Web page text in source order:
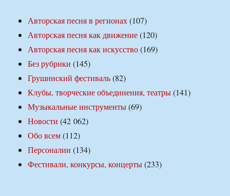
Авторская песня в регионах(107)
Авторская песня как движение(120)
Авторская песня как искусство(169)
Без рубрики (145)
Грушинский фестиваль(82)
Клубы, творческие объединения, театры(141)
Музыкальные инструменты(69)
Новости (42 062)
Обо всем(112)
Персоналии (134)
Фестивали, конкурсы, концерты(233)